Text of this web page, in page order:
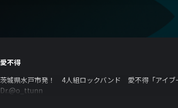
愛不得
茨城県水戸市発！ 4人組ロックバンド 愛不得「アイ
Dr.@o_ttunn